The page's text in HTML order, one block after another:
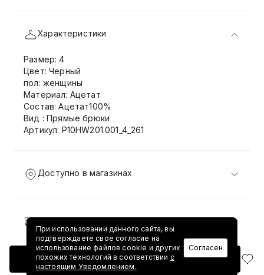
Добавить в корзину
Характеристики
Размер: 4
Цвет: Черный
пол: женщины
Материал: Ацетат
Состав: Ацетат100%
Вид : Прямые брюки
Артикул: P10HW201.001_4_261
Доступно в магазинах
Доставка и возврат
При использовании данного сайта, вы
подтверждаете свое согласие на
использование файлов cookie и других
похожих технологий в соответствии с
настоящим Уведомлением.
Согласен